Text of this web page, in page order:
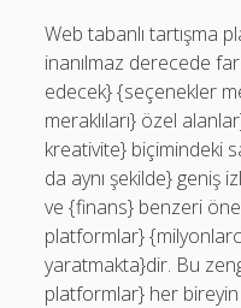
Web tabanlı tartışma
inanılmaz derecede
edecek} {seçenekler
meraklıları} özel
kreativite} biçimindeki
da aynı şekilde} geniş
ve {finans} benzeri
platformlar}
yaratmakta}dir. Bu
platformlar} her